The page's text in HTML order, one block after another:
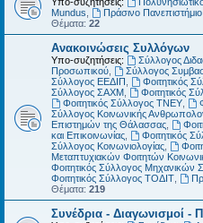
Mundus
Πράσινο Πανεπιστήμιο
Θέματα: 22
Ανακοινώσεις Συλλόγων
Υπο-συζητήσεις: Σύλλογος
Προσωπικού
Σύλλογος
Σύλλογος ΕΕΔΙΠ
Φοιτητικός
Σύλλογος ΣΑΧΜ
Φοιτητικός
Φοιτητικός Σύλλογος ΤΝΕΥ,
Σύλλογος Κοινωνικής
Επιστημών της Θάλασσας
και Επικοινωνίας
Φοιτητικός
Σύλλογος Κοινωνιολογίας
Μεταπτυχιακών Φοιτητών
Φοιτητικός Σύλλογος Μηχανικών
Φοιτητικός Σύλλογος ΤΟΔΙΤ
Θέματα: 219
Συνέδρια - Διαγωνισμοί -